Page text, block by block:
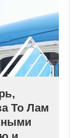
То Лам